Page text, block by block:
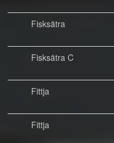
Fisksätra
Fisksätra C
Fittja
Fittja